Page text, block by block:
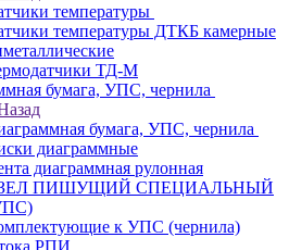
температуры
температуры ДТКБ камерные
ТД-М
бумага, УПС, чернила
бумага, УПС, чернила
диаграммные
диаграммная рулонная
ПИШУЩИЙ СПЕЦИАЛЬНЫЙ
к УПС (чернила)
РПИ